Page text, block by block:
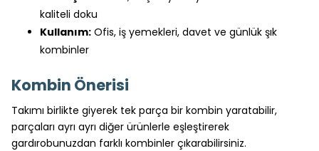
kaliteli doku
Kullanım: Ofis, iş yemekleri, davet ve günlük şık
kombinler
Kombin Önerisi
Takımı birlikte giyerek tek parça bir kombin yaratabilir,
parçaları ayrı ayrı diğer ürünlerle eşleştirerek
gardırobunuzdan farklı kombinler çıkarabilirsiniz.